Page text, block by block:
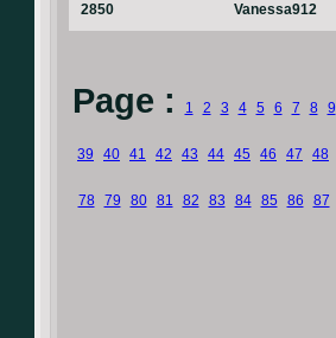
2850 Vanessa912
Page : 1 2 3 4 5 6 7 8 9
39 40 41 42 43 44 45 46 47 48
78 79 80 81 82 83 84 85 86 87